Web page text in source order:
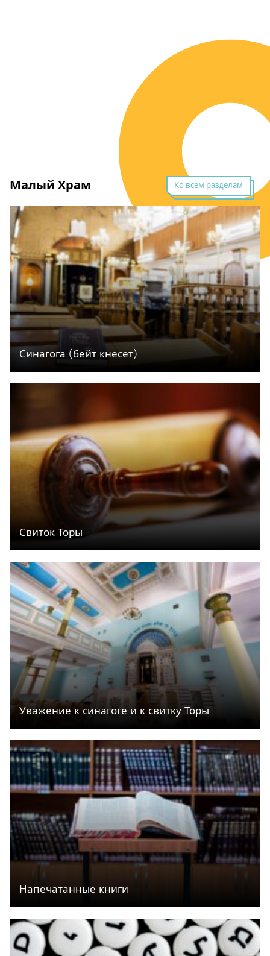
Ко всем разделам
Малый Храм
Синагога (бейт кнесет)
Свиток Торы
Уважение к синагоге и к свитку Торы
Напечатанные книги